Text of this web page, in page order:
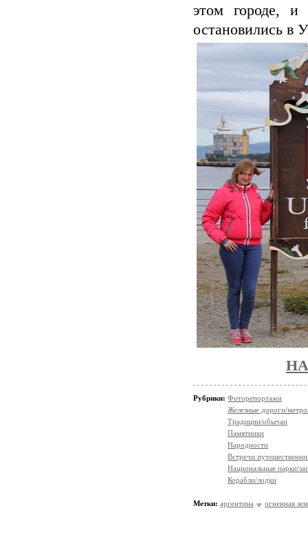
этом городе,
остановились в
Рубрики: Фоторепортажи
Железные дороги/
Традиции/обычаи
Памятники
Народности
Встречи
Национальные парки/
Корабли/лодки
Метки: аргентина огненная